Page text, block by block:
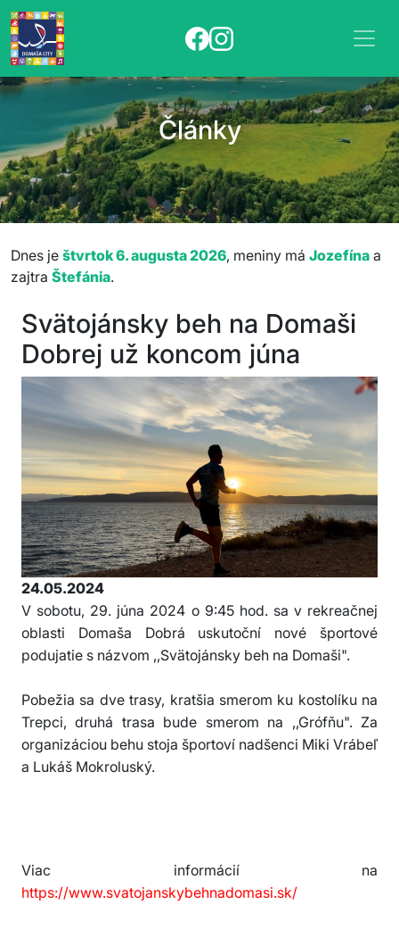
Články
Dnes je štvrtok 6. augusta 2026, meniny má Jozefína a
zajtra Štefánia.
Svätojánsky beh na Domaši
Dobrej už koncom júna
24.05.2024
V sobotu, 29. júna 2024 o 9:45 hod. sa v rekreačnej
oblasti Domaša Dobrá uskutoční nové športové
podujatie s názvom ,,Svätojánsky beh na Domaši".
Pobežia sa dve trasy, kratšia smerom ku kostolíku na
Trepci, druhá trasa bude smerom na ,,Grófňu". Za
organizáciou behu stoja športoví nadšenci Miki Vrábeľ
a Lukáš Mokroluský.
Viac informácií na
https://www.svatojanskybehnadomasi.sk/